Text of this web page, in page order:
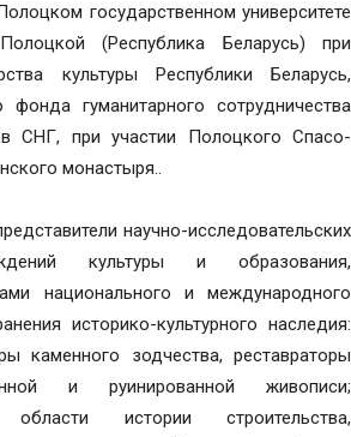
государственном университете
(Республика Беларусь) при
культуры Республики Беларусь,
фонда гуманитарного сотрудничества
СНГ, при участии Полоцкого Спасо-
монастыря..
научно-исследовательских
культуры и образования,
национального и международного
историко-культурного наследия:
каменного зодчества, реставраторы
и руинированной живописи;
истории строительства,